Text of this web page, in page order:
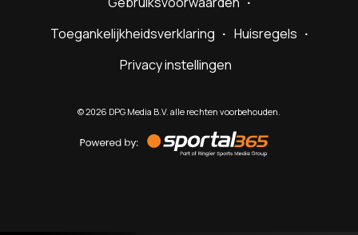
Toegankelijkheidsverklaring
Huisregels
Privacy instellingen
©2026 DPG Media B.V. alle rechten voorbehouden.
by
Sportal365